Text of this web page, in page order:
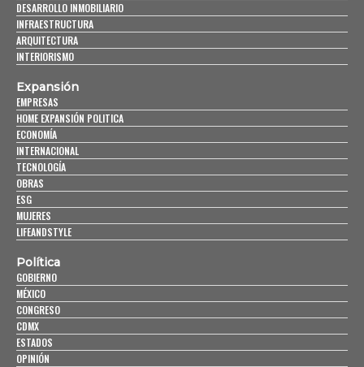
DESARROLLO INMOBILIARIO
INFRAESTRUCTURA
ARQUITECTURA
INTERIORISMO
Expansión
EMPRESAS
HOME EXPANSIÓN POLITICA
ECONOMÍA
INTERNACIONAL
TECNOLOGÍA
OBRAS
ESG
MUJERES
LIFEANDSTYLE
Política
GOBIERNO
MÉXICO
CONGRESO
CDMX
ESTADOS
OPINIÓN